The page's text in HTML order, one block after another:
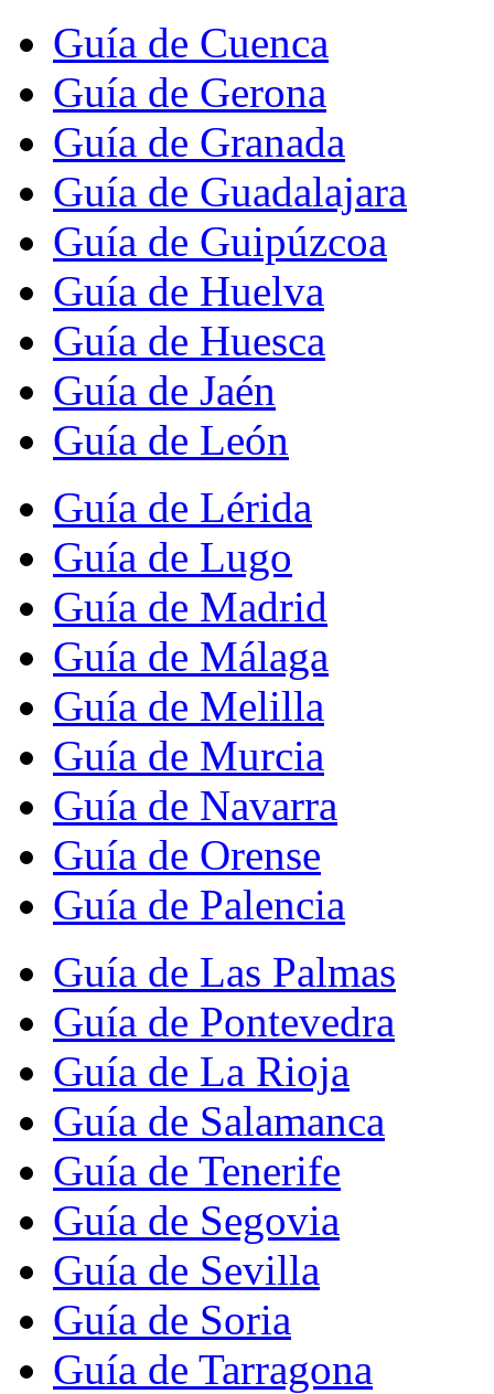
Guía de Cuenca
Guía de Gerona
Guía de Granada
Guía de Guadalajara
Guía de Guipúzcoa
Guía de Huelva
Guía de Huesca
Guía de Jaén
Guía de León
Guía de Lérida
Guía de Lugo
Guía de Madrid
Guía de Málaga
Guía de Melilla
Guía de Murcia
Guía de Navarra
Guía de Orense
Guía de Palencia
Guía de Las Palmas
Guía de Pontevedra
Guía de La Rioja
Guía de Salamanca
Guía de Tenerife
Guía de Segovia
Guía de Sevilla
Guía de Soria
Guía de Tarragona